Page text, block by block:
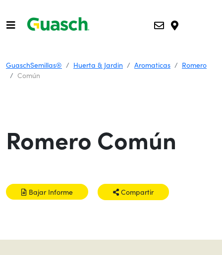
GuaschSemillas® Huerta & Jardin Aromaticas
Romero
Común
Romero Común
Bajar Informe Compartir